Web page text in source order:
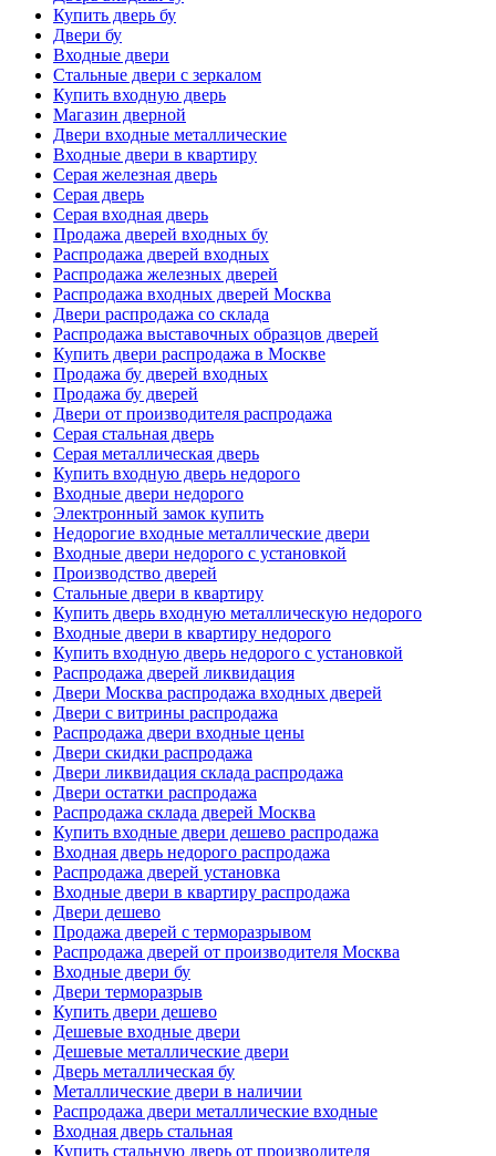
Купить дверь бу
Двери бу
Входные двери
Стальные двери с зеркалом
Купить входную дверь
Магазин дверной
Двери входные металлические
Входные двери в квартиру
Серая железная дверь
Серая дверь
Серая входная дверь
Продажа дверей входных бу
Распродажа дверей входных
Распродажа железных дверей
Распродажа входных дверей Москва
Двери распродажа со склада
Распродажа выставочных образцов дверей
Купить двери распродажа в Москве
Продажа бу дверей входных
Продажа бу дверей
Двери от производителя распродажа
Серая стальная дверь
Серая металлическая дверь
Купить входную дверь недорого
Входные двери недорого
Электронный замок купить
Недорогие входные металлические двери
Входные двери недорого с установкой
Производство дверей
Стальные двери в квартиру
Купить дверь входную металлическую недорого
Входные двери в квартиру недорого
Купить входную дверь недорого с установкой
Распродажа дверей ликвидация
Двери Москва распродажа входных дверей
Двери с витрины распродажа
Распродажа двери входные цены
Двери скидки распродажа
Двери ликвидация склада распродажа
Двери остатки распродажа
Распродажа склада дверей Москва
Купить входные двери дешево распродажа
Входная дверь недорого распродажа
Распродажа дверей установка
Входные двери в квартиру распродажа
Двери дешево
Продажа дверей с терморазрывом
Распродажа дверей от производителя Москва
Входные двери бу
Двери терморазрыв
Купить двери дешево
Дешевые входные двери
Дешевые металлические двери
Дверь металлическая бу
Металлические двери в наличии
Распродажа двери металлические входные
Входная дверь стальная
Купить стальную дверь от производителя